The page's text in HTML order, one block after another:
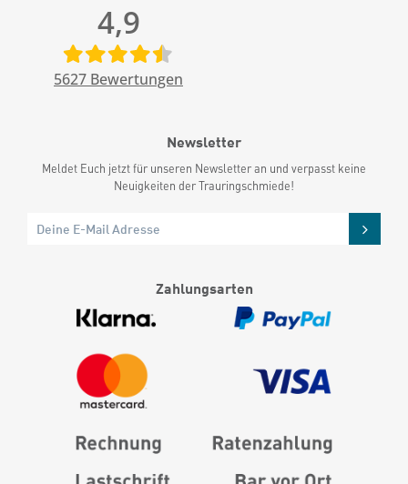
4,9
5627 Bewertungen
Newsletter
Meldet Euch jetzt für unseren Newsletter an und verpasst keine
Neuigkeiten der Trauringschmiede!
Zahlungsarten